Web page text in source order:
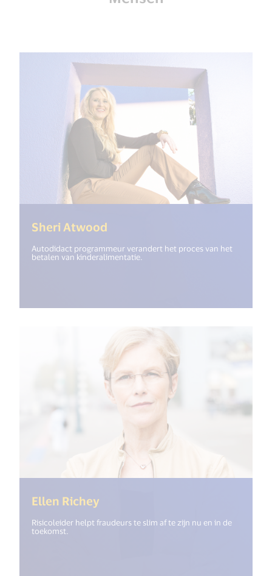
Sheri Atwood
Autodidact programmeur verandert het proces van het
betalen van kinderalimentatie.
Ellen Richey
Risicoleider helpt fraudeurs te slim af te zijn nu en in de
toekomst.